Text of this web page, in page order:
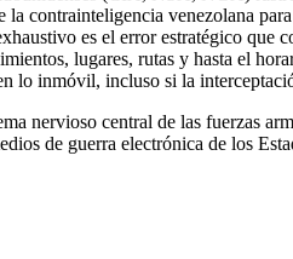
contrainteligencia venezolana
es el error estratégico
lugares, rutas y hasta el
lo inmóvil, incluso si la
nervioso central de las fuerzas
de guerra electrónica de los